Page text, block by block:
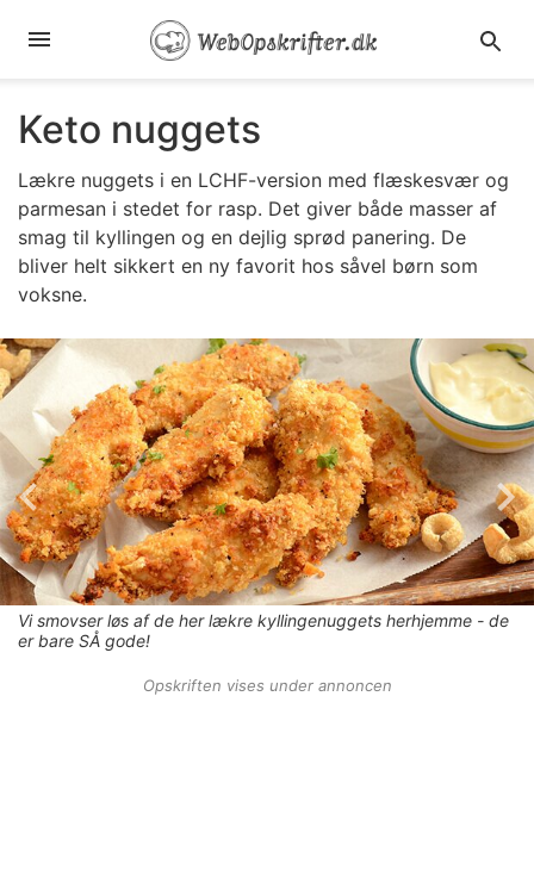
Keto nuggets
Lækre nuggets i en LCHF-version med flæskesvær og
parmesan i stedet for rasp. Det giver både masser af
smag til kyllingen og en dejlig sprød panering. De
bliver helt sikkert en ny favorit hos såvel børn som
voksne.
Vi smovser løs af de her lækre kyllingenuggets herhjemme - de
er bare SÅ gode!
Opskriften vises under annoncen